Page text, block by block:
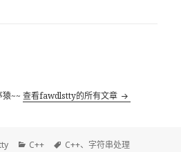
猿~~查看fawdlstty的所有文章
分
C++
标
C++、 字符串处理